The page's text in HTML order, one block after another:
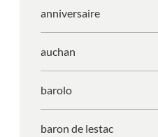
anniversaire
auchan
barolo
baron de lestac